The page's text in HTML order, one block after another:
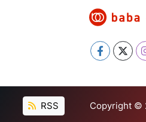
RSS Copyright ©